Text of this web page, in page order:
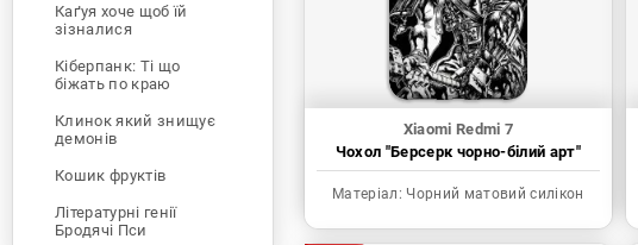
Xiaomi Redmi 7
Чохол "Берсерк чорно-білий арт"
Матеріал: Чорний матовий силікон
Каґуя хоче щоб їй
зізналися
Кіберпанк: Ті що
біжать по краю
Клинок який знищує
демонів
Кошик фруктів
Літературні генії
Бродячі Пси